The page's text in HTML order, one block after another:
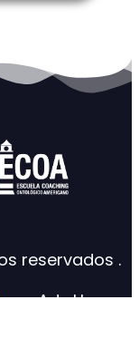
reservados .
por Ads House